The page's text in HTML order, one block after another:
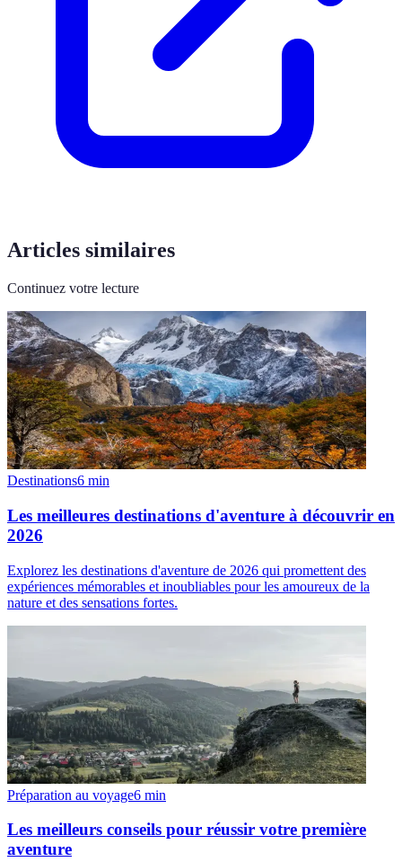
Articles similaires
Continuez votre lecture
Destinations6 min
Les meilleures destinations d'aventure à découvrir en
2026
Explorez les destinations d'aventure de 2026 qui promettent des
expériences mémorables et inoubliables pour les amoureux de la
nature et des sensations fortes.
Préparation au voyage6 min
Les meilleurs conseils pour réussir votre première
aventure